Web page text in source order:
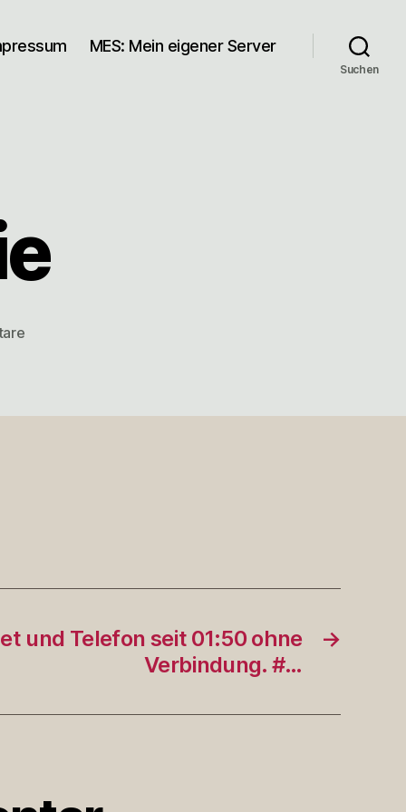
MES: Mein eigener Server
Suchen
zu
→
und Telefon seit 01:50 ohne
Verbindung. #…